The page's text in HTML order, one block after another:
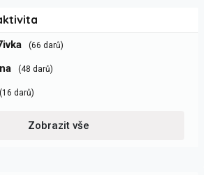
(66 darů)
(48 darů)
(16 darů)
Zobrazit vše